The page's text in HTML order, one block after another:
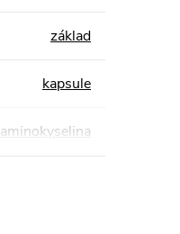
základ
kapsule
aminokyselina